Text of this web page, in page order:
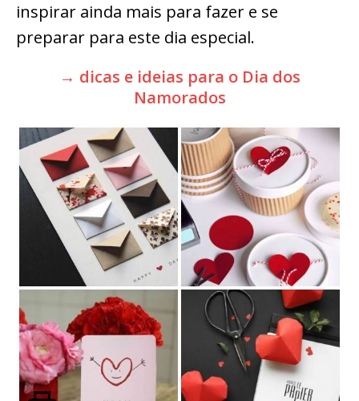
inspirar ainda mais para fazer e se
preparar para este dia especial.
→ dicas e ideias para o Dia dos
Namorados